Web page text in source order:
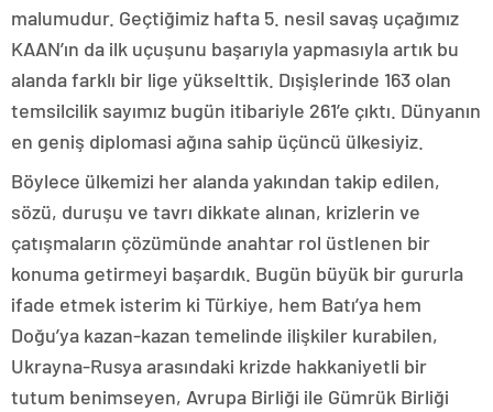
malumudur. Geçtiğimiz hafta 5. nesil savaş uçağımız
KAAN’ın da ilk uçuşunu başarıyla yapmasıyla artık bu
alanda farklı bir lige yükselttik. Dışişlerinde 163 olan
temsilcilik sayımız bugün itibariyle 261’e çıktı. Dünyanın
en geniş diplomasi ağına sahip üçüncü ülkesiyiz.
Böylece ülkemizi her alanda yakından takip edilen,
sözü, duruşu ve tavrı dikkate alınan, krizlerin ve
çatışmaların çözümünde anahtar rol üstlenen bir
konuma getirmeyi başardık. Bugün büyük bir gururla
ifade etmek isterim ki Türkiye, hem Batı’ya hem
Doğu’ya kazan-kazan temelinde ilişkiler kurabilen,
Ukrayna-Rusya arasındaki krizde hakkaniyetli bir
tutum benimseyen, Avrupa Birliği ile Gümrük Birliği